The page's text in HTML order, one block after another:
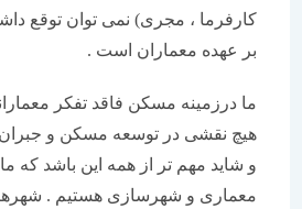
کارفرما ، مجری) نمی توان توقع داشت و
بر عهده معماران است .
ما درزمینه مسکن فاقد تفکر معمارانه
هیچ نقشی در توسعه مسکن و جبران
و شاید مهم تر از همه این باشد که ما
معماری و شهرسازی هستیم . شهرهای ما